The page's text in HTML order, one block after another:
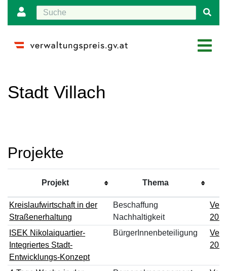
Stadt Villach
Projekte
Projekt Thema
Kreislaufwirtschaft in der
Straßenerhaltung
Beschaffung
Nachhaltigkeit
ISEK Nikolaiquartier-
Integriertes Stadt-
Entwicklungs-Konzept
BürgerInnenbeteiligung